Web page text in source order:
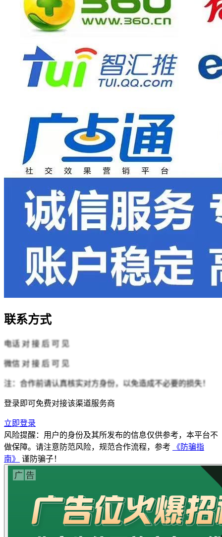
联系方式
电话 对 接 后 可 见
微信 对 接 后 可 见
注：合作前请认真核实对方身份，以免造成不必要的损失！
登录即可免费对接该渠道服务商
立即登录
风险提醒：用户的身份及其所发布的信息仅供参考，本平台不
做保障。请注意防范风险，规范合作流程，参考
《防骗指
南》
谨防骗子！